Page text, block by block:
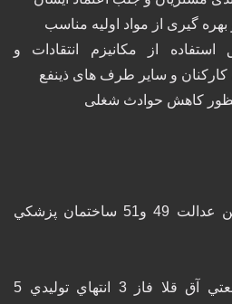
استفاده از مکانیزم انتقادات و
کارکنان و سایر طرف های ذینفع
گرگان خيابان وليعصر مابين عدالت 49 و51 ساختمان پزشكي
آدرس كارخانه: شهرك صنعتي آق قلا فاز 3 انتهاي توليدي 5